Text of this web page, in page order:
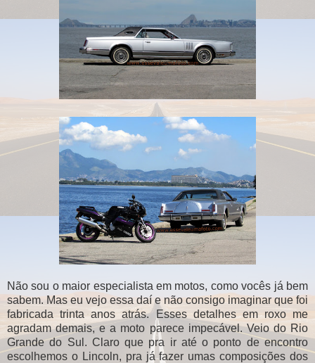
Não sou o maior especialista em motos, como vocês já bem
sabem. Mas eu vejo essa daí e não consigo imaginar que foi
fabricada trinta anos atrás. Esses detalhes em roxo me
agradam demais, e a moto parece impecável. Veio do Rio
Grande do Sul. Claro que pra ir até o ponto de encontro
escolhemos o Lincoln, pra já fazer umas composições dos